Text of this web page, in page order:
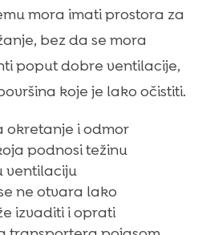
mora imati prostora za
bez da se mora
poput dobre ventilacije,
koje je lako očistiti.
okretanje i odmor
podnosi težinu
ventilaciju
ne otvara lako
izvaditi i oprati